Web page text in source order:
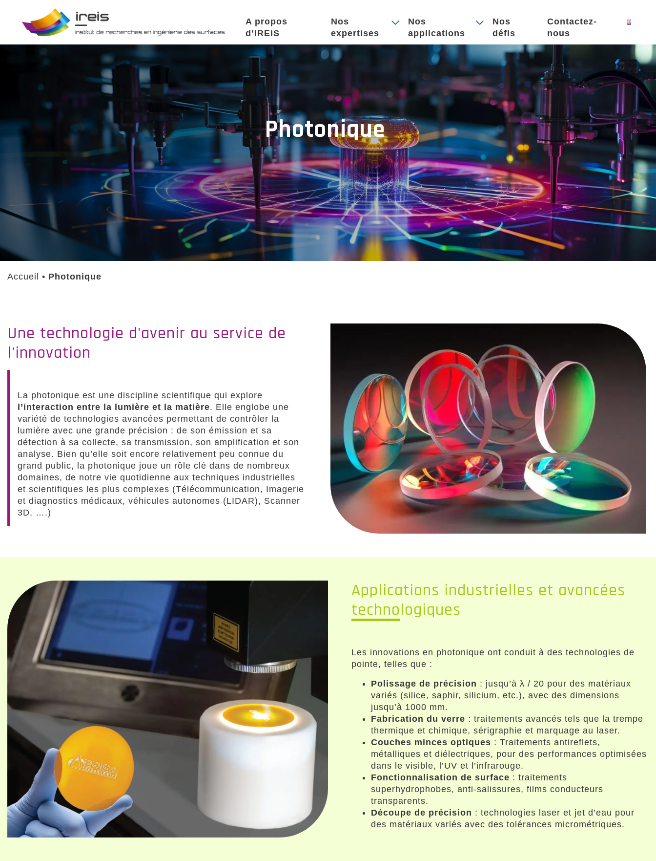
A propos
d’IREIS
Nos
expertises
Nos
applications
Nos
défis
Contactez-
nous
Photonique
Accueil • Photonique
Une technologie d'avenir au service de
l'innovation
La photonique est une discipline scientifique qui explore
l’interaction entre la lumière et la matière. Elle englobe une
variété de technologies avancées permettant de contrôler la
lumière avec une grande précision : de son émission et sa
détection à sa collecte, sa transmission, son amplification et son
analyse. Bien qu’elle soit encore relativement peu connue du
grand public, la photonique joue un rôle clé dans de nombreux
domaines, de notre vie quotidienne aux techniques industrielles
et scientifiques les plus complexes (Télécommunication, Imagerie
et diagnostics médicaux, véhicules autonomes (LIDAR), Scanner
3D, ….)
Applications industrielles et avancées
technologiques
Les innovations en photonique ont conduit à des technologies de
pointe, telles que :
Polissage de précision : jusqu’à λ / 20 pour des matériaux
variés (silice, saphir, silicium, etc.), avec des dimensions
jusqu’à 1000 mm.
Fabrication du verre : traitements avancés tels que la trempe
thermique et chimique, sérigraphie et marquage au laser.
Couches minces optiques : Traitements antireflets,
métalliques et diélectriques, pour des performances optimisées
dans le visible, l’UV et l’infrarouge.
Fonctionnalisation de surface : traitements
superhydrophobes, anti-salissures, films conducteurs
transparents.
Découpe de précision : technologies laser et jet d’eau pour
des matériaux variés avec des tolérances micrométriques.
Panneau de gestion des cookies